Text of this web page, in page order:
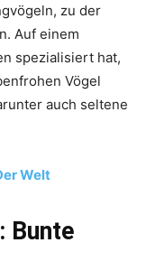
zu der
Auf einem
spezialisiert hat,
Vögel
auch seltene
Welt
Bunte